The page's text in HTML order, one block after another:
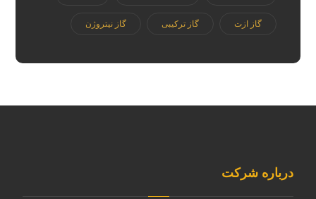
گاز ازت گاز ترکیبی گاز نیتروژن
درباره شرکت